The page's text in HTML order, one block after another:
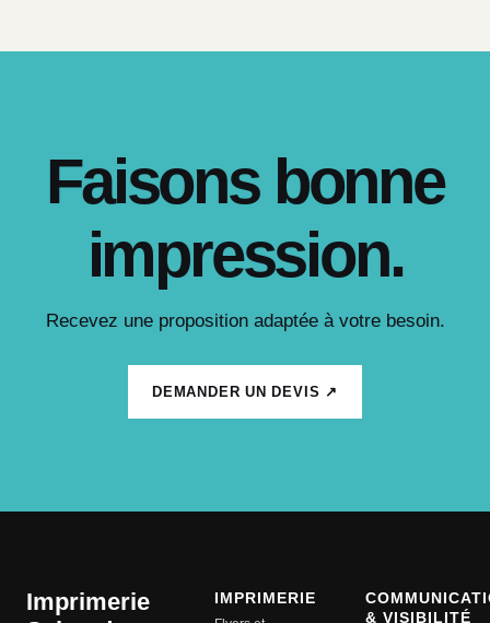
Faisons bonne
impression.
Recevez une proposition adaptée à votre besoin.
DEMANDER UN DEVIS ↗
Imprimerie
IMPRIMERIE
& VISIBILITÉ